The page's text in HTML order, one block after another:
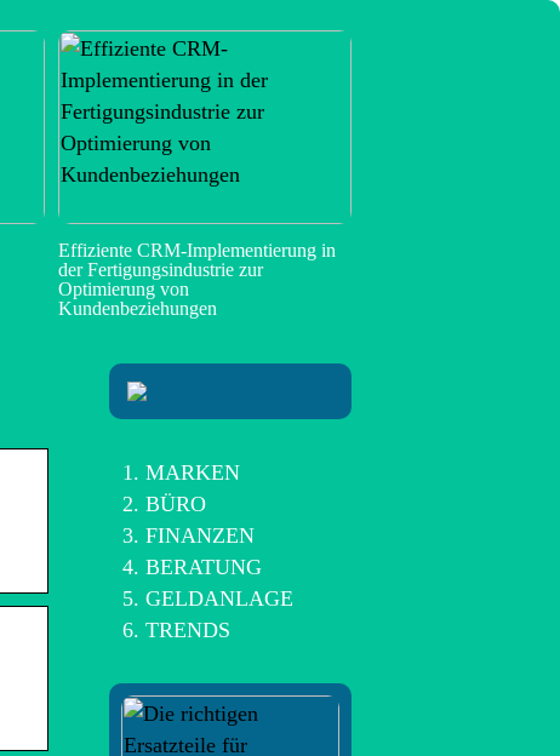
Effiziente CRM-Implementierung in
der Fertigungsindustrie zur
Optimierung von
Kundenbeziehungen
MARKEN
BÜRO
FINANZEN
BERATUNG
GELDANLAGE
TRENDS